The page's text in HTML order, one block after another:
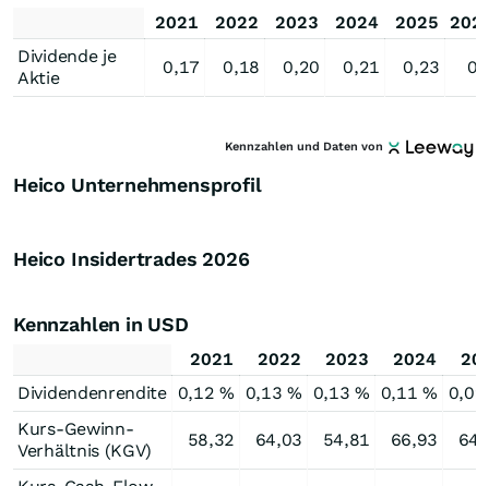
2021 2022 2023 2024 2025
Dividende je
Aktie
0,17 0,18 0,20 0,21 0,23
Kennzahlen und Daten von
Heico Unternehmensprofil
Heico Insidertrades 2026
Kennzahlen in USD
2021 2022 2023 2024
Dividendenrendite 0,12 % 0,13 % 0,13 % 0,11 % 0,09
Kurs-Gewinn-
Verhältnis (KGV)
58,32 64,03 54,81 66,93